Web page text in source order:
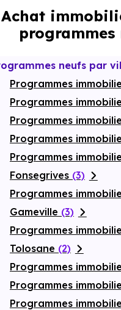
Actualités
Ressources
Financer
énergétiques, garanties
Achat
neufs par
Programmes
Programmes
Programmes
Programmes
Programmes
Fonsegrives (3)
Programmes
Gameville (3)
Programmes
Tolosane (2)
Programmes
Programmes
Programmes